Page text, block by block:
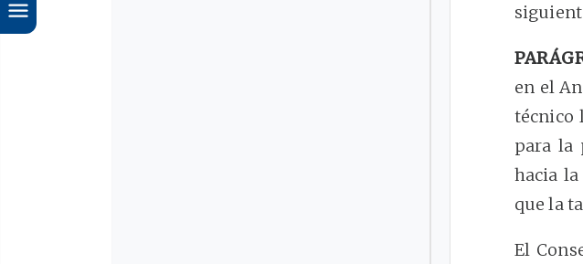
en el
técnico
para la
hacia
que la
El